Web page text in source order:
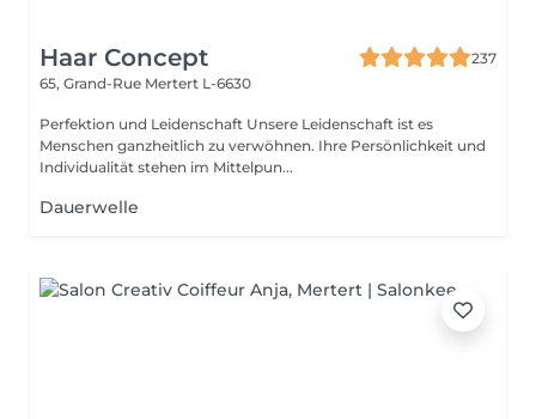
Haar Concept
237
65, Grand-Rue Mertert L-6630
Perfektion und Leidenschaft Unsere Leidenschaft ist es
Menschen ganzheitlich zu verwöhnen. Ihre Persönlichkeit und
Individualität stehen im Mittelpun...
Dauerwelle